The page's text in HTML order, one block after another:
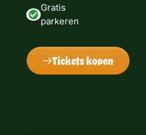
Gratis
parkeren
Tickets kopen